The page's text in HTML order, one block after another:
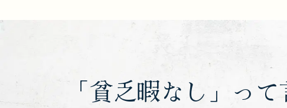
「貧乏暇なし」っ